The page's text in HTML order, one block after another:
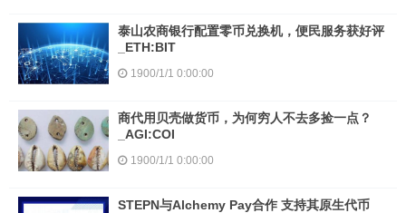
泰山农商银行配置零币兑换机，便民服务获好评
_ETH:BIT
1900/1/1 0:00:00
商代用贝壳做货币，为何穷人不去多捡一点？
_AGI:COI
1900/1/1 0:00:00
STEPN与Alchemy Pay合作 支持其原生代币